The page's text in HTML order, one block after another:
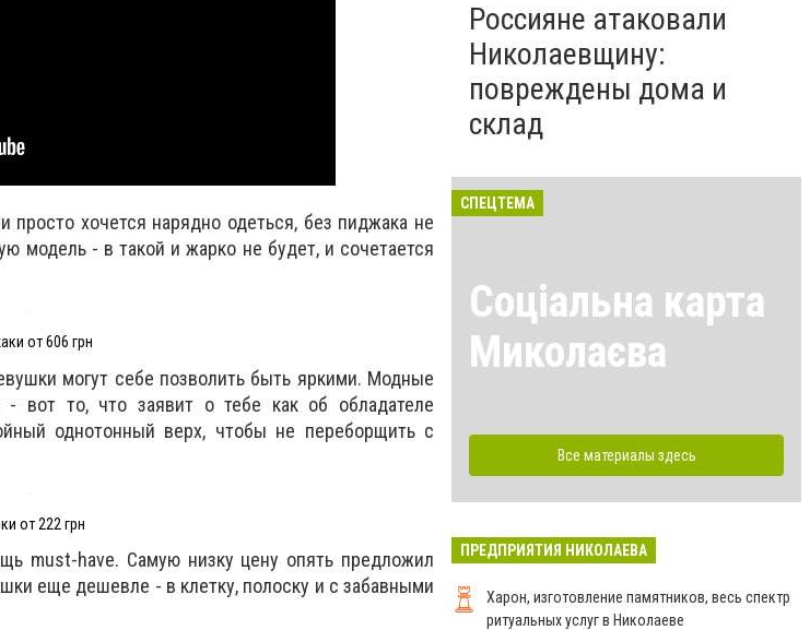
просто хочется нарядно одеться, без пиджака не
модель - в такой и жарко не будет, и сочетается
от 606 грн
могут себе позволить быть яркими. Модные
- вот то, что заявит о тебе как об обладателе
однотонный верх, чтобы не переборщить с
от 222 грн
must-have. Самую низку цену опять предложил
еще дешевле - в клетку, полоску и с забавными
Россияне атаковали
Николаевщину:
повреждены дома и
склад
СПЕЦТЕМА
Соціальна карта
Миколаєва
Все материалы здесь
ПРЕДПРИЯТИЯ НИКОЛАЕВА
Харон, изготовление памятников, весь спектр
ритуальных услуг в Николаеве